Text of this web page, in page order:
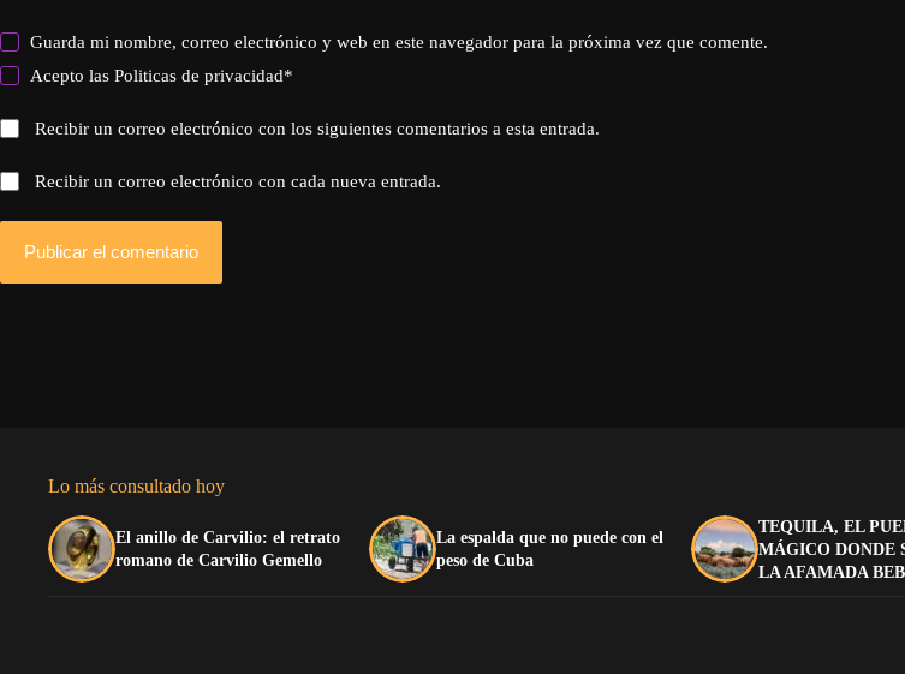
Guarda mi nombre, correo electrónico y web en este navegador para la próxima vez que comente.
Acepto lasPoliticas de privacidad*
Recibir un correo electrónico con los siguientes comentarios a esta entrada.
Recibir un correo electrónico con cada nueva entrada.
Publicar el comentario
Lo más consultado hoy
El anillo de Carvilio: el retrato
romano de Carvilio Gemello
La espalda que no puede con el
peso de Cuba
TEQUILA, EL
MÁGICO DONDE
LA AFAMADA